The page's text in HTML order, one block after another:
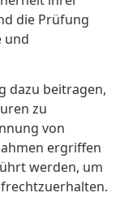
die Prüfung
und
dazu beitragen,
zu
von
ergriffen
werden, um